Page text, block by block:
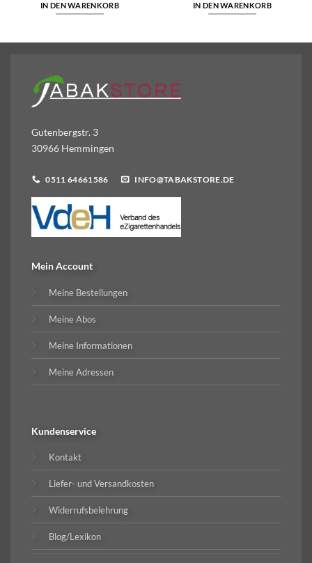
IN DEN WARENKORB IN DEN WARENKORB
Gutenbergstr. 3
30966 Hemmingen
0511 64661586 INFO@TABAKSTORE.DE
Mein Account
Meine Bestellungen
Meine Abos
Meine Informationen
Meine Adressen
Kundenservice
Kontakt
Liefer- und Versandkosten
Widerrufsbelehrung
Blog/Lexikon